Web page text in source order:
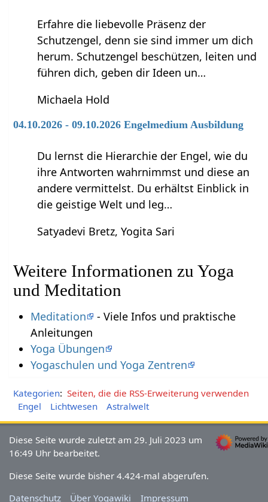
Erfahre die liebevolle Präsenz der
Schutzengel, denn sie sind immer um dich
herum. Schutzengel beschützen, leiten und
führen dich, geben dir Ideen un…
Michaela Hold
04.10.2026 - 09.10.2026 Engelmedium Ausbildung
Du lernst die Hierarchie der Engel, wie du
ihre Antworten wahrnimmst und diese an
andere vermittelst. Du erhältst Einblick in
die geistige Welt und leg…
Satyadevi Bretz, Yogita Sari
Weitere Informationen zu Yoga
und Meditation
Meditation
- Viele Infos und praktische
Anleitungen
Yoga Übungen
Yogaschulen und Yoga Zentren
Kategorien: Seiten, die die RSS-Erweiterung verwenden
Engel
Lichtwesen Astralwelt
Diese Seite wurde zuletzt am 29. Juli 2023 um
16:49 Uhr bearbeitet.
Diese Seite wurde bisher 4.424-mal abgerufen.
Datenschutz
Über Yogawiki Impressum